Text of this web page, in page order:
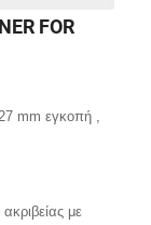
FOR
mm εγκοπή ,
με